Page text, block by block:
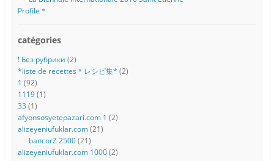
Profile＊
catégories
! Без рубрики (2)
*liste de recettes＊レシピ集* (2)
1 (92)
1119(1)
33 (1)
afyonsosyetepazari.com 1 (2)
alizeyeniufuklar.com(21)
bancorZ 2500(21)
alizeyeniufuklar.com 1000(2)